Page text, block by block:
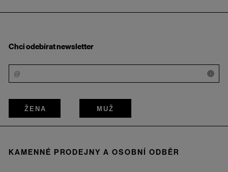
Chci odebírat newsletter
i
ŽENA MUŽ
KAMENNÉ PRODEJNY A OSOBNÍ ODBĚR